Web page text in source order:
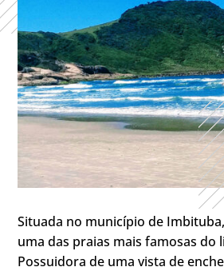
Situada no município de
uma das praias mais famosas do
Possuidora de uma vista de